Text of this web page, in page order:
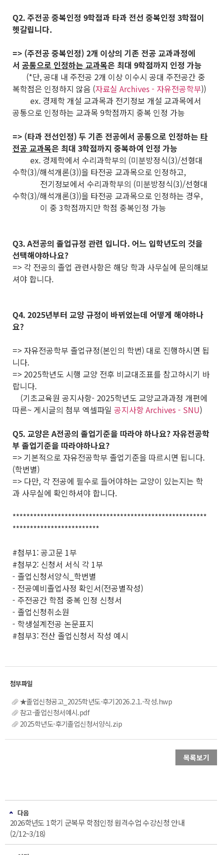
Q2. 주전공 중복인정 9학점과 타과 전선 중복인정 3학점이
헷갈립니다.
=> (주전공 중복인정) 2개 이상의 기존 전공 교과과정에
서 공통으로 인정하는 교과목은 최대 9학점까지 인정 가능
(*단, 공대 내 주전공 2개 이상 이수시 공대 주전공간 중
복학점은 인정하지 않음 (자료실 Archives - 자유전공학부))
ex. 경제학 개설 교과목과 전기정보 개설 교과목에서
공통으로 인정하는 교과목 9학점까지 중복 인정 가능
=> (타과 전선인정) 두 기존 전공에서 공통으로 인정하는 타
전공 교과목은 최대 3학점까지 중복하여 인정 가능
ex. 경제학에서 수리과학부의 (미분방정식(3)/선형대
수학(3)/해석개론(3))을 타전공 교과목으로 인정하고,
전기정보에서 수리과학부의 (미분방정식(3)/선형대
수학(3)/해석개론(3))을 타전공 교과목으로 인정하는 경우,
이 중 3학점까지만 학점 중복인정 가능
Q3. A전공의 졸업규정 관련 입니다. 어느 입학년도의 것을
선택해야하나요?
=> 각 전공의 졸업 관련사항은 해당 학과 사무실에 문의해보
셔야 합니다.
Q4. 2025년부터 교양 규정이 바뀌었는데 어떻게 해야하나
요?
=> 자유전공학부 졸업규정(본인의 학번) 대로 진행하시면 됩
니다.
=> 2025학년도 시행 교양 전후 비교대조표를 참고하시기 바
랍니다.
(기초교육원 공지사항- 2025학년도 교양교과과정 개편에
따른~ 게시글의 첨부 엑셀파일 공지사항 Archives - SNU)
Q5. 교양은 A전공의 졸업기준을 따라야 하나요? 자유전공학
부 졸업기준을 따라야하나요?
=> 기본적으로 자유전공학부 졸업기준을 따르시면 됩니다.
(학번별)
=> 다만, 각 전공에 필수로 들어야하는 교양이 있는지는 학
과 사무실에 확인하셔야 합니다.
********************************************************
*************************
#첨부1: 공고문 1부
#첨부2: 신청서 서식 각 1부
- 졸업신청서양식_학번별
- 전공예비졸업사정 확인서(전공별작성)
- 주전공간 학점 중복 인정 신청서
- 졸업신청취소원
- 학생설계전공 논문표지
#첨부3: 전산 졸업신청서 작성 예시
★졸업신청공고_2025학년도-후기2026.2.1.-작성.hwp
참고-졸업신청서예시.pdf
2025학년도-후기졸업신청서양식.zip
목록보기
다음
2026학년도 1학기 군복무 학점인정 원격수업 수강신청 안내
(2/12~3/18)